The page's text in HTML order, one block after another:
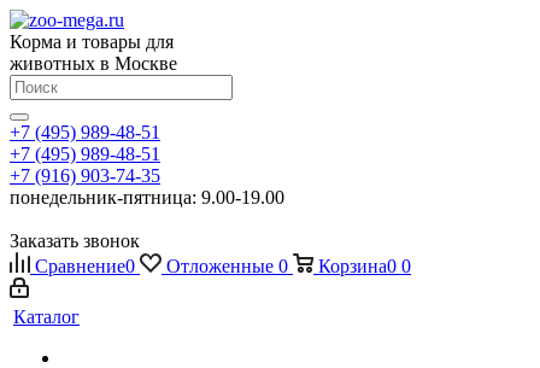
Корма и товары для
животных в Москве
+7 (495) 989-48-51
+7 (495) 989-48-51
+7 (916) 903-74-35
понедельник-пятница: 9.00-19.00
Заказать звонок
Сравнение0 Отложенные 0 Корзина0 0
Каталог